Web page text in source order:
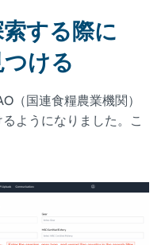
する際に
ける
（国連食糧農業機関）
ようになりました。こ